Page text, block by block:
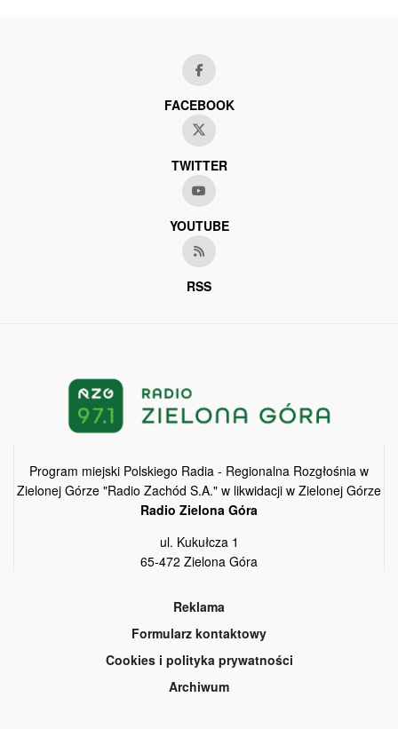
FACEBOOK
TWITTER
YOUTUBE
RSS
Program miejski Polskiego Radia - Regionalna Rozgłośnia w
Zielonej Górze "Radio Zachód S.A." w likwidacji w Zielonej Górze
Radio Zielona Góra
ul. Kukułcza 1
65-472 Zielona Góra
Reklama
Formularz kontaktowy
Cookies i polityka prywatności
Archiwum